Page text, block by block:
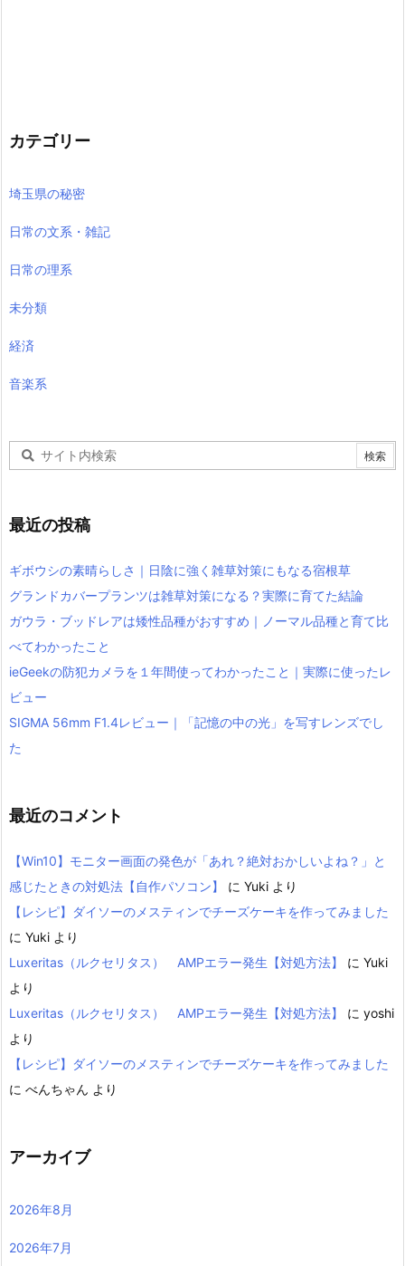
カテゴリー
埼玉県の秘密
日常の文系・雑記
日常の理系
未分類
経済
音楽系
最近の投稿
ギボウシの素晴らしさ｜日陰に強く雑草対策にもなる宿根草
グランドカバープランツは雑草対策になる？実際に育てた結論
ガウラ・ブッドレアは矮性品種がおすすめ｜ノーマル品種と育て比
べてわかったこと
ieGeekの防犯カメラを１年間使ってわかったこと｜実際に使ったレ
ビュー
SIGMA 56mm F1.4レビュー｜「記憶の中の光」を写すレンズでし
た
最近のコメント
【Win10】モニター画面の発色が「あれ？絶対おかしいよね？」と
感じたときの対処法【自作パソコン】
に Yuki より
【レシピ】ダイソーのメスティンでチーズケーキを作ってみました
に Yuki より
Luxeritas（ルクセリタス） AMPエラー発生【対処方法】
に Yuki
より
Luxeritas（ルクセリタス） AMPエラー発生【対処方法】
に yoshi
より
【レシピ】ダイソーのメスティンでチーズケーキを作ってみました
に べんちゃん より
アーカイブ
2026年8月
2026年7月